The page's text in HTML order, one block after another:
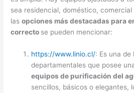
sea residencial, doméstico,
lasopciones más destacadas para
correcto se pueden mencionar:
https://www.linio.cl/: Es una de
departamentales que posee
equipos de purificación del
sencillos, básicos o elegantes,